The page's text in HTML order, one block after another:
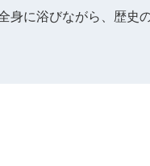
身に浴びながら、歴史